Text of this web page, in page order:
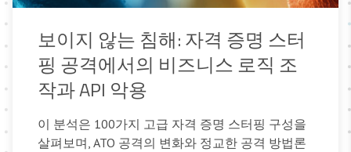
보이지 않는 침해: 자격 증명 스터
핑 공격에서의 비즈니스 로직 조
작과 API 악용
이 분석은 100가지 고급 자격 증명 스터핑 구성을
살펴보며, ATO 공격의 변화와 정교한 공격 방법론